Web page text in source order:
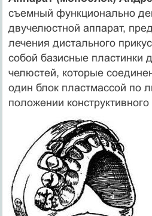
съемный функционально
двучелюстной аппарат,
лечения дистального
собой базисные пластинки
челюстей, которые
один блок пластмассой по
положении конструктивного